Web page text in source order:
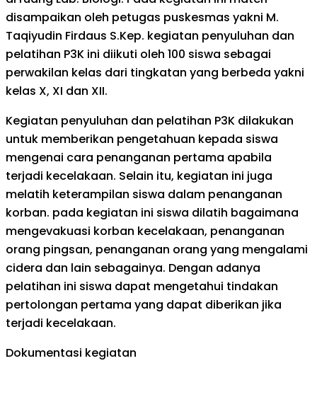
disampaikan oleh petugas puskesmas yakni M.
Taqiyudin Firdaus S.Kep. kegiatan penyuluhan dan
pelatihan P3K ini diikuti oleh 100 siswa sebagai
perwakilan kelas dari tingkatan yang berbeda yakni
kelas X, XI dan XII.
Kegiatan penyuluhan dan pelatihan P3K dilakukan
untuk memberikan pengetahuan kepada siswa
mengenai cara penanganan pertama apabila
terjadi kecelakaan. Selain itu, kegiatan ini juga
melatih keterampilan siswa dalam penanganan
korban. pada kegiatan ini siswa dilatih bagaimana
mengevakuasi korban kecelakaan, penanganan
orang pingsan, penanganan orang yang mengalami
cidera dan lain sebagainya. Dengan adanya
pelatihan ini siswa dapat mengetahui tindakan
pertolongan pertama yang dapat diberikan jika
terjadi kecelakaan.
Dokumentasi kegiatan